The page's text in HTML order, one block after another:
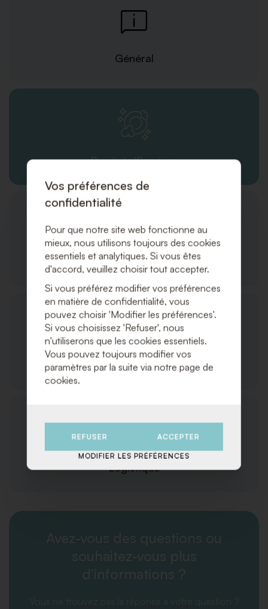
Général
Produits/Services
Commandes et Expédition
Service Client
Logistique
Avez-vous des questions ou
souhaitez-vous plus
d'informations ?
Vous ne trouvez pas la réponse à votre question ?
Vos préférences de
confidentialité
Pour que notre site web fonctionne au
mieux, nous utilisons toujours des cookies
essentiels et analytiques. Si vous êtes
d'accord, veuillez choisir tout accepter.
Si vous préférez modifier vos préférences
en matière de confidentialité, vous
pouvez choisir 'Modifier les préférences'.
Si vous choisissez 'Refuser', nous
n'utiliserons que les cookies essentiels.
Vous pouvez toujours modifier vos
paramètres par la suite via notre page de
cookies.
REFUSER ACCEPTER
MODIFIER LES PRÉFÉRENCES